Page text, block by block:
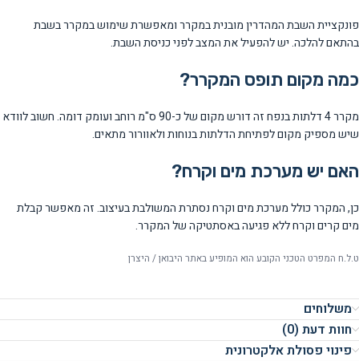
פונקציית השבת המהדרין מובנית במקרר ומאפשרת שימוש במקרר בשבת
בהתאם להלכה. יש להפעיל את המצב לפני כניסת השבת.
כמה מקום תופס המקרר?
מקרר 4 דלתות בנפח זה דורש מקום של כ-90 ס"מ רוחב ועומק דומה. חשוב לוודא
שיש מספיק מקום לפתיחת הדלתות בנוחות ולאוורור מתאים.
האם יש מערכת מים וקרח?
כן, המקרר כולל מערכת מים וקרח נסתרת המשולבת בעיצוב. זה מאפשר קבלת
מים קרים וקרח ללא פגיעה באסתטיקה של המקרר.
ט.ל.ח המפרט הטכני הקובע הוא המופיע באתר היבואן / היצרן
משלוחים
חוות דעת (0)
פינוי פסולת אלקטרונית